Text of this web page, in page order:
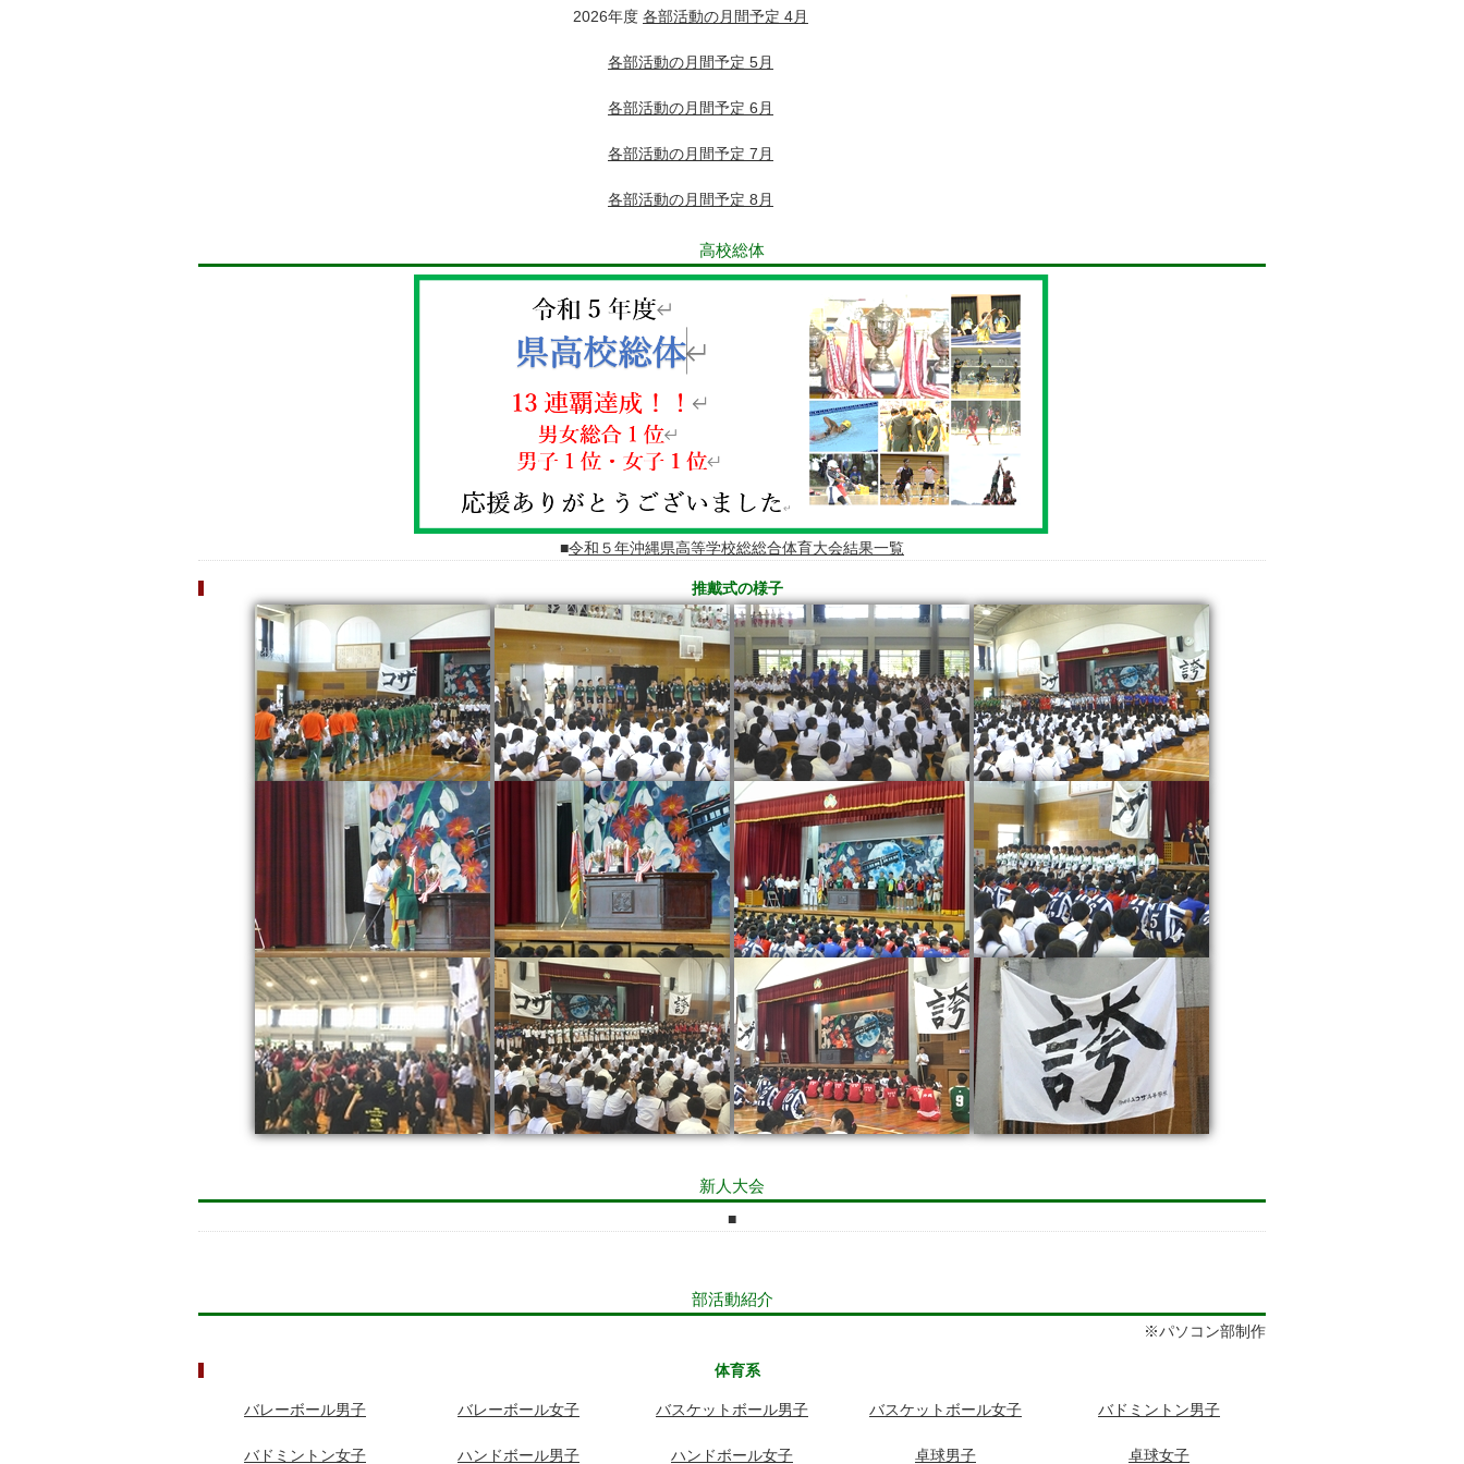
2026年度 各部活動の月間予定 4月
各部活動の月間予定 5月
各部活動の月間予定 6月
各部活動の月間予定 7月
各部活動の月間予定 8月
高校総体
令和５年沖縄県高等学校総総合体育大会結果一覧
推戴式の様子
新人大会
部活動紹介
※パソコン部制作
体育系
バレーボール男子 バレーボール女子 バスケットボール男子 バスケットボール女子 バドミントン男子
バドミントン女子 ハンドボール男子 ハンドボール女子 卓球男子 卓球女子